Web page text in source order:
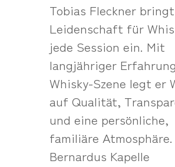
Tobias Fleckner
Leidenschaft für
jede Session ein. Mit
langjähriger
Whisky-Szene legt er
auf Qualität,
und eine persönliche,
familiäre
Bernardus Kapelle